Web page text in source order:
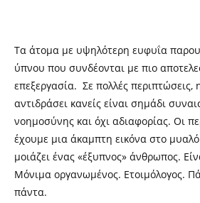
Τα άτομα με υψηλότερη ευφυΐα
ύπνου που συνδέονται με πιο
επεξεργασία. Σε πολλές περιπτώσεις,
αντιδράσει κανείς είναι σημάδι
νοημοσύνης και όχι αδιαφορίας. Οι
έχουμε μια άκαμπτη εικόνα στο
μοιάζει ένας «έξυπνος» άνθρωπος.
Μόνιμα οργανωμένος. Ετοιμόλογος.
πάντα.